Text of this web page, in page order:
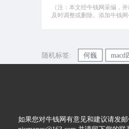
（注：本文经牛钱网采编，
及时调整或删除。添加牛钱
随机标签: 何巍 macd
如果您对牛钱网有意见和建议请发